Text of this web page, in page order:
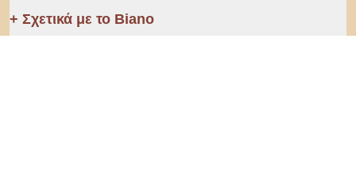
Σχετικά με το Biano